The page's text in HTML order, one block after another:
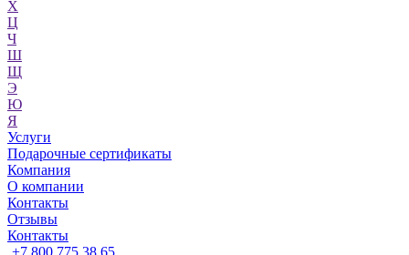
Х
Ц
Ч
Ш
Щ
Э
Ю
Я
Услуги
Подарочные сертификаты
Компания
О компании
Контакты
Отзывы
Контакты
+7 800 775 38 65